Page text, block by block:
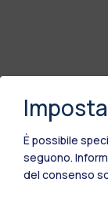
È possibile
seguono.
del consenso